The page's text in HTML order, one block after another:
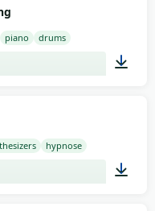
piano drums
hypnose